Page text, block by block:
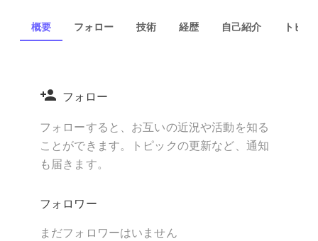
概要 フォロー 技術 経歴 自己紹介 トピッ
フォロー
フォローすると、お互いの近況や活動を知る
ことができます。トピックの更新など、通知
も届きます。
フォロワー
まだフォロワーはいません